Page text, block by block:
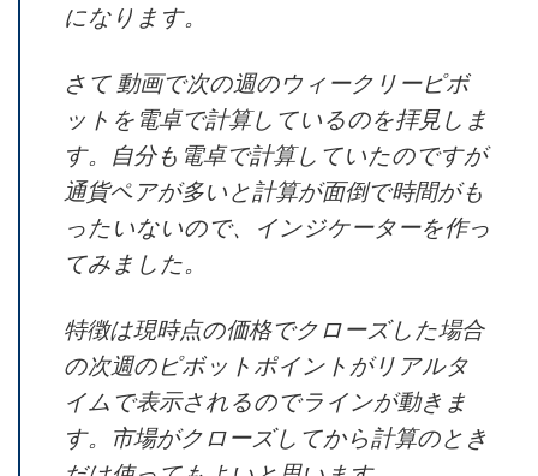
になります。
さて 動画で次の週のウィークリーピボ
ットを電卓で計算しているのを拝見しま
す。自分も電卓で計算していたのですが
通貨ペアが多いと計算が面倒で時間がも
ったいないので、インジケーターを作っ
てみました。
特徴は現時点の価格でクローズした場合
の次週のピボットポイントがリアルタ
イムで表示されるのでラインが動きま
す。市場がクローズしてから計算のとき